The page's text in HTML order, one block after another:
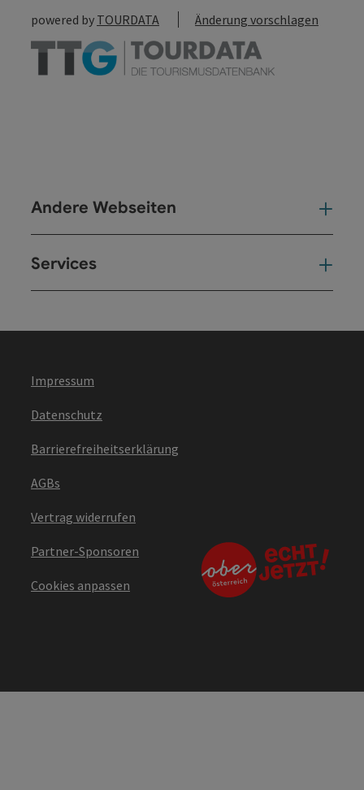
powered by TOURDATA Änderung vorschlagen
Andere Webseiten
Services
Impressum
Datenschutz
Barrierefreiheitserklärung
AGBs
Vertrag widerrufen
Partner-Sponsoren
Cookies anpassen